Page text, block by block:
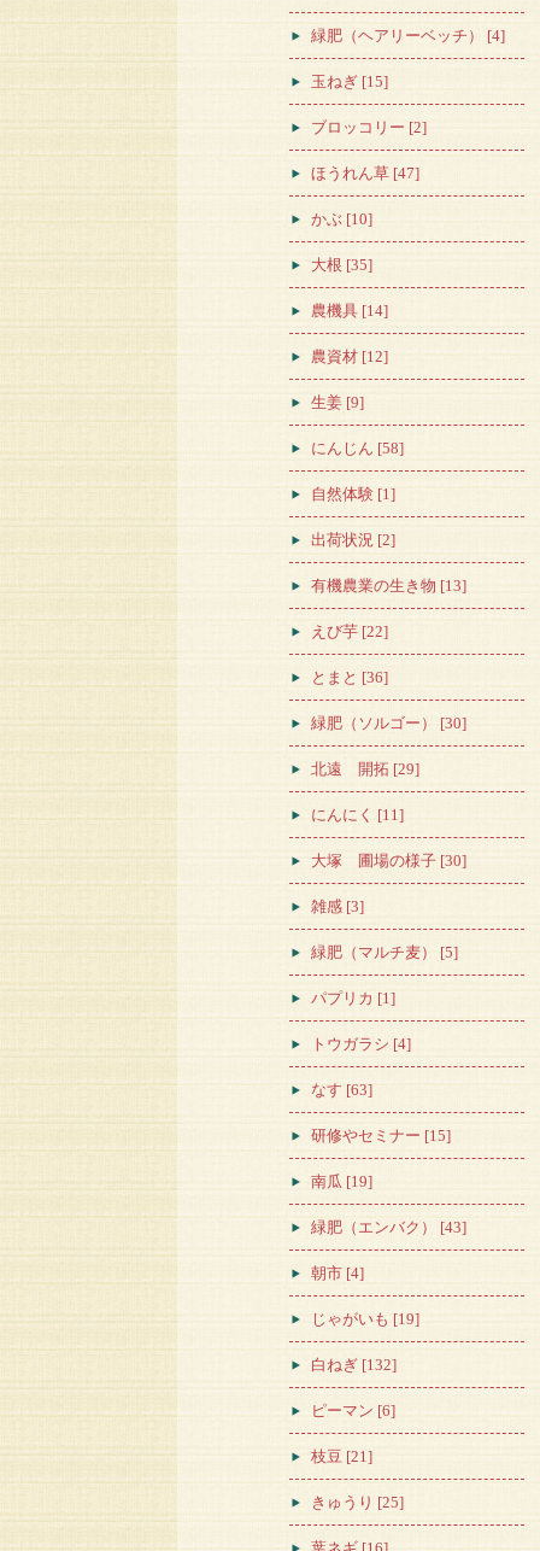
緑肥（ヘアリーベッチ） [4]
玉ねぎ [15]
ブロッコリー [2]
ほうれん草 [47]
かぶ [10]
大根 [35]
農機具 [14]
農資材 [12]
生姜 [9]
にんじん [58]
自然体験 [1]
出荷状況 [2]
有機農業の生き物 [13]
えび芋 [22]
とまと [36]
緑肥（ソルゴー） [30]
北遠 開拓 [29]
にんにく [11]
大塚 圃場の様子 [30]
雑感 [3]
緑肥（マルチ麦） [5]
パプリカ [1]
トウガラシ [4]
なす [63]
研修やセミナー [15]
南瓜 [19]
緑肥（エンバク） [43]
朝市 [4]
じゃがいも [19]
白ねぎ [132]
ピーマン [6]
枝豆 [21]
きゅうり [25]